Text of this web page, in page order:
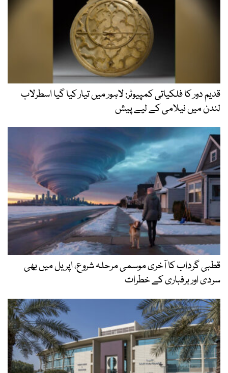
قدیم دور کا فلکیاتی کمپیوٹر: لاہور میں تیار کیا گیا اسطرلاب
لندن میں نیلامی کے لیے پیش
قطبی گرداب کا آخری موسمی مرحلہ شروع، اپریل میں بھی
سردی اور برفباری کے خطرات